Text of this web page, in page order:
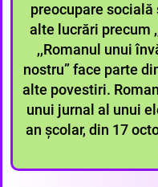
preocupare
alte lucrări precum
,,Romanul unui
nostru” face parte
alte povestiri.
unui jurnal al unui
an școlar, din 17